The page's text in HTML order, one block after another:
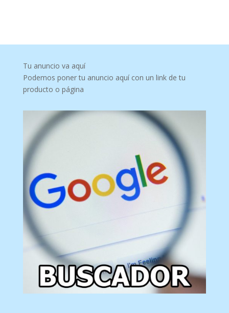
Tu anuncio va aquí
Podemos poner tu anuncio aquí con un link de tu
producto o página